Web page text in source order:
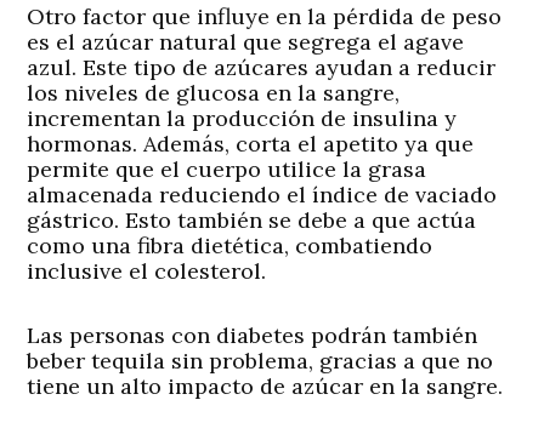
Otro factor que influye en la pérdida de peso
es el azúcar natural que segrega el agave
azul. Este tipo de azúcares ayudan a reducir
los niveles de glucosa en la sangre,
incrementan la producción de insulina y
hormonas. Además, corta el apetito ya que
permite que el cuerpo utilice la grasa
almacenada reduciendo el índice de vaciado
gástrico. Esto también se debe a que actúa
como una fibra dietética, combatiendo
inclusive el colesterol.
Las personas con diabetes podrán también
beber tequila sin problema, gracias a que no
tiene un alto impacto de azúcar en la sangre.